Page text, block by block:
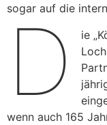
sogar auf die
D
ie
wenn auch 165